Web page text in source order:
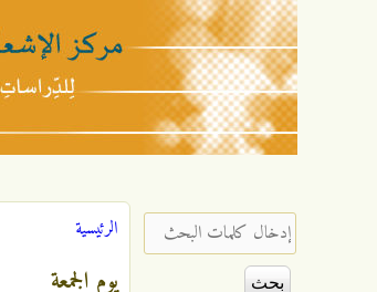
الإشعاع
الإسلامي أنت هنا
الرئيسية
يوم الجمعة
‏إدخال كلمات البحث ‏